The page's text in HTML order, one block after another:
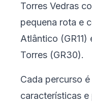
Torres Vedras
pequena rota e
Atlântico
Torres (GR30).
Cada percurso
características